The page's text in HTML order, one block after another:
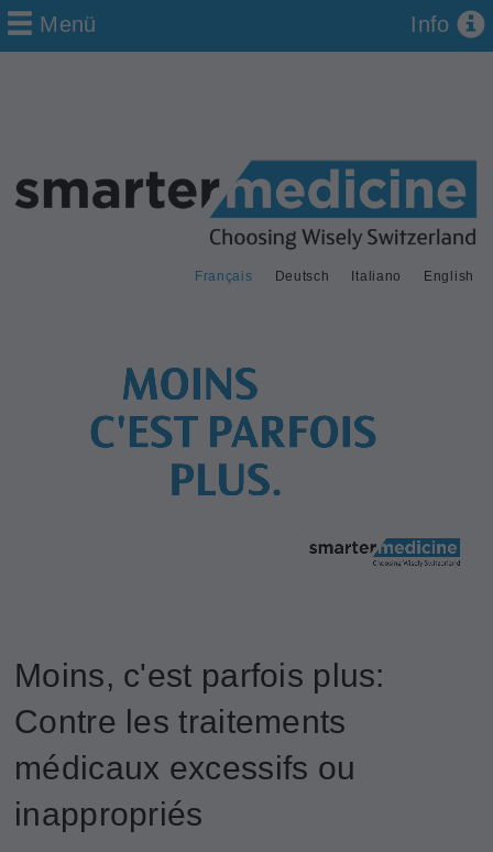
Deutsch
Français Italiano English
Menü Info
Moins, c'est parfois plus:
Contre les traitements
médicaux excessifs ou
inappropriés